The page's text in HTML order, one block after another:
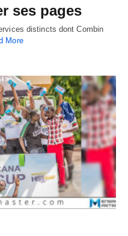
ses pages
distincts dont Combin
More